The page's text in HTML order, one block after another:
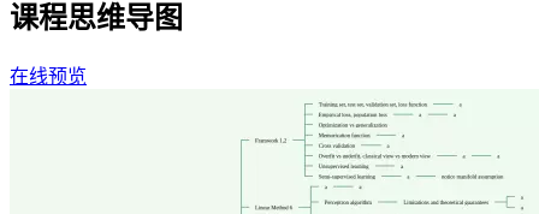
课程思维导图
在线预览